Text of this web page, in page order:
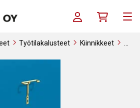
Kirjaudu sisään /
Ostoskori
Työtilakalusteet
Kiinnikkeet